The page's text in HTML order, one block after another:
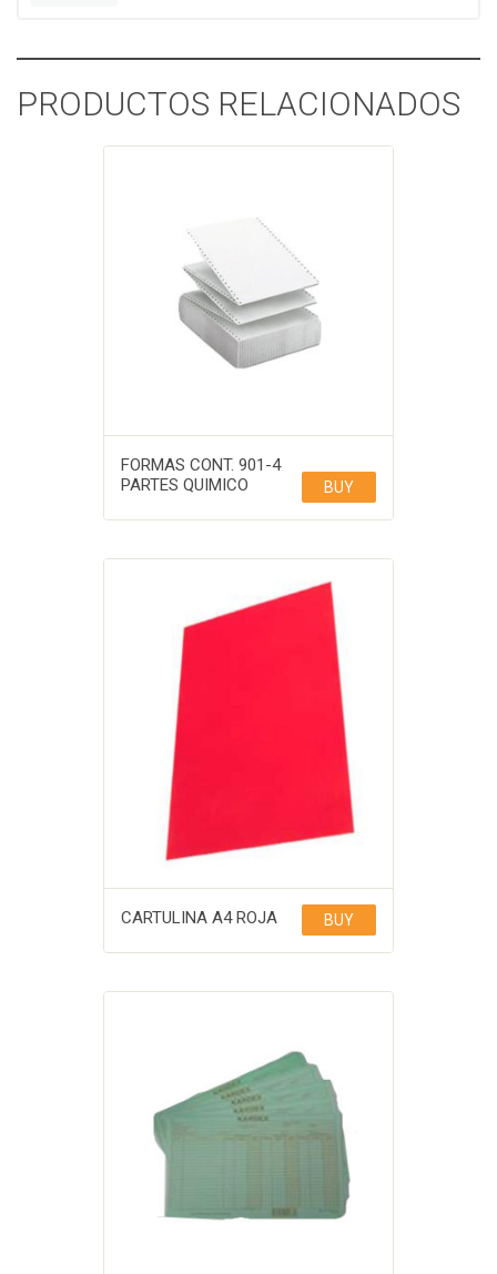
PRODUCTOS RELACIONADOS
FORMAS CONT. 901-4
PARTES QUIMICO
BUY
CARTULINA A4 ROJA BUY